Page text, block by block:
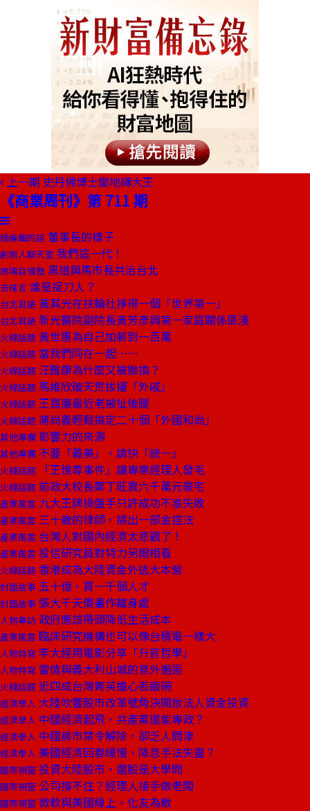
上一期 史丹佛博士變地磚大王
《商業周刊》第 711 期
總編輯的話 董事長的樣子
創辦人聊天室 我們這一代！
商場自慢塾 黑道與馬市長共治台北
去梯言 誰是捉刀人？
台北耳語 黃其光在扶輪社掙得一個「世界第一」
台北耳語 新光醫院副院長黃芳彥與第一家庭關係匪淺
火線話題 黃世惠為自己加薪到一百萬
火線話題 當我們同在一起……
火線話題 汪雅康為什麼又被撤換？
火線話題 馬維欣破天荒拔擢「外戚」
火線話題 王嘉廉最近老被扯後腿
火線話題 蔣尚義輕鬆搞定二十個「外國和尚」
其他專欄 影響力的來源
其他專欄 不要「義美」，請快「統一」
火線話題 「王惟尊事件」讓專業經理人發毛
火線話題 前政大校長鄭丁旺賣六千萬元豪宅
產業風雲 九大王牌操盤手只許成功不准失敗
產業風雲 三十歲的律師，搞出一部金控法
產業風雲 台灣人對國內經濟太悲觀了！
產業風雲 投信研究員對特力另眼相看
火線話題 香港成為大陸資金外逃大本營
封面故事 五十億，買一千個人才
封面故事 張大千天價畫作藏身處
人物專訪 政府應該帶頭降低生活成本
產業風雲 臨床研究機構也可以像台積電一樣大
人物特寫 李大經用電影分享「升官哲學」
人物特寫 雷倩與義大利山城的意外邂逅
火線話題 近四成台灣菁英擔心丟飯碗
經濟學人 大陸吹響股市改革號角決開放法人資金投資
經濟學人 中國經濟起飛，共產黨還能專政？
經濟學人 中國房市禁令解除，卻乏人問津
經濟學人 美國經濟回春緩慢，降息手法失靈？
國際視窗 投資大陸股市，選股是大學問
國際視窗 公司撐不住？經理人接手做老闆
國際視窗 微軟與美國線上，化友為敵